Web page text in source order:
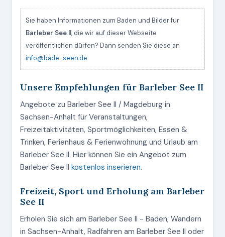
Sie haben Informationen zum Baden und Bilder für
Barleber See II, die wir auf dieser Webseite
veröffentlichen dürfen? Dann senden Sie diese an
info@bade-seen.de
Unsere Empfehlungen für Barleber See II
Angebote zu Barleber See II / Magdeburg in
Sachsen-Anhalt für Veranstaltungen,
Freizeitaktivitäten, Sportmöglichkeiten, Essen &
Trinken, Ferienhaus & Ferienwohnung und Urlaub am
Barleber See II. Hier können Sie ein Angebot zum
Barleber See II kostenlos inserieren.
Freizeit, Sport und Erholung am Barleber
See II
Erholen Sie sich am Barleber See II - Baden, Wandern
in Sachsen-Anhalt, Radfahren am Barleber See II oder